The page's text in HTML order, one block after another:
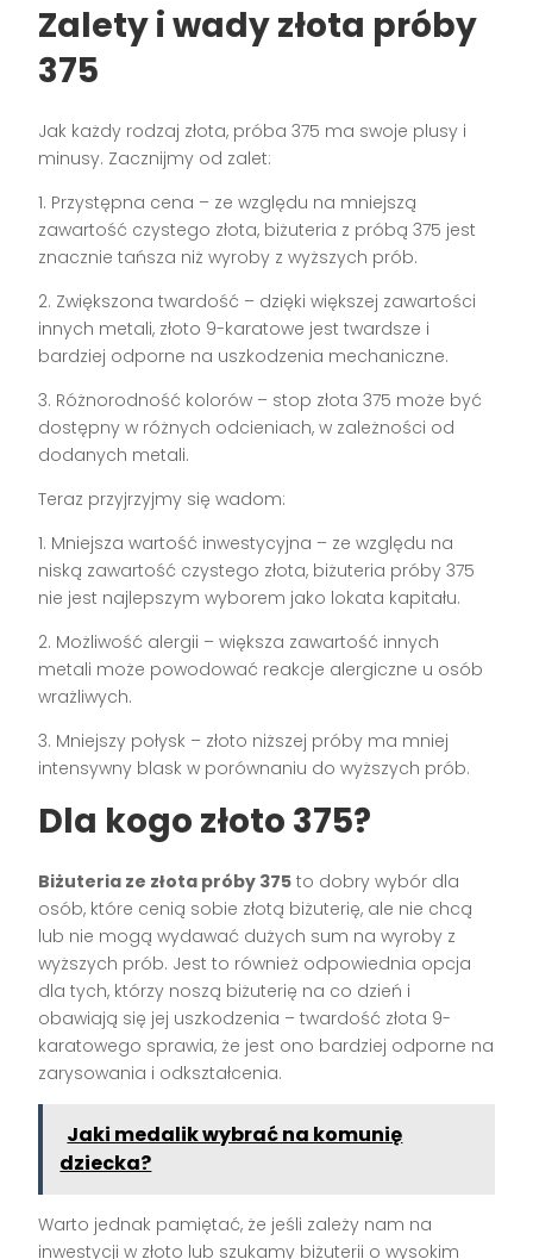
Zalety i wady złota próby
375
Jak każdy rodzaj złota, próba 375 ma swoje plusy i
minusy. Zacznijmy od zalet:
1. Przystępna cena – ze względu na mniejszą
zawartość czystego złota, biżuteria z próbą 375 jest
znacznie tańsza niż wyroby z wyższych prób.
2. Zwiększona twardość – dzięki większej zawartości
innych metali, złoto 9-karatowe jest twardsze i
bardziej odporne na uszkodzenia mechaniczne.
3. Różnorodność kolorów – stop złota 375 może być
dostępny w różnych odcieniach, w zależności od
dodanych metali.
Teraz przyjrzyjmy się wadom:
1. Mniejsza wartość inwestycyjna – ze względu na
niską zawartość czystego złota, biżuteria próby 375
nie jest najlepszym wyborem jako lokata kapitału.
2. Możliwość alergii – większa zawartość innych
metali może powodować reakcje alergiczne u osób
wrażliwych.
3. Mniejszy połysk – złoto niższej próby ma mniej
intensywny blask w porównaniu do wyższych prób.
Dla kogo złoto 375?
Biżuteria ze złota próby 375 to dobry wybór dla
osób, które cenią sobie złotą biżuterię, ale nie chcą
lub nie mogą wydawać dużych sum na wyroby z
wyższych prób. Jest to również odpowiednia opcja
dla tych, którzy noszą biżuterię na co dzień i
obawiają się jej uszkodzenia – twardość złota 9-
karatowego sprawia, że jest ono bardziej odporne na
zarysowania i odkształcenia.
Jaki medalik wybrać na komunię
dziecka?
Warto jednak pamiętać, że jeśli zależy nam na
inwestycji w złoto lub szukamy biżuterii o wysokim